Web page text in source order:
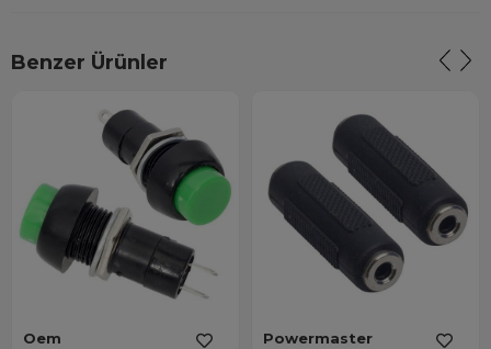
Benzer Ürünler
Oem Powermaster